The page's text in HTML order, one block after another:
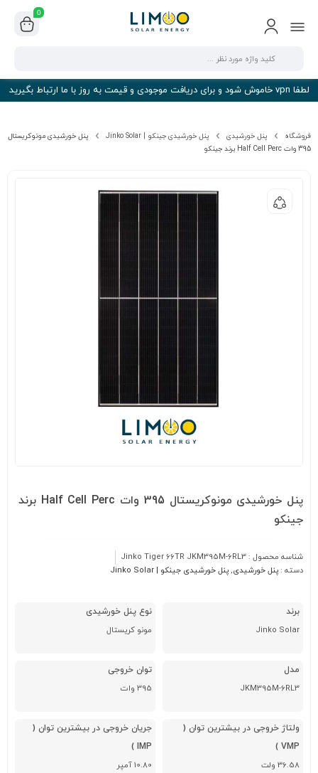
0
لطفا vpn خاموش شود و برای دریافت موجودی و قیمت به روز با ما ارتباط بگیرید
فروشگاه پنل خورشیدی پنل خورشیدی جینکو | Jinko Solar
پنل خورشیدی مونوکریستال
395 وات Half Cell Perc برند جینکو
پنل خورشیدی مونوکریستال 395 وات Half Cell Perc برند
جینکو
شناسه محصول : Jinko Tiger 66TR JKM395M-6RL3
دسته : پنل خورشیدی, پنل خورشیدی جینکو | Jinko Solar
برند
Jinko Solar
نوع پنل خورشیدی
مونو کریستال
مدل
JKM395M-6RL3
توان خروجی
395 وات
ولتاژ خروجی در بیشترین توان (
VMP )
36.58 ولت
جریان خروجی در بیشترین توان (
IMP )
10.80 آمپر